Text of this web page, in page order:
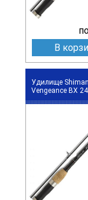
В
Удилище
Vengeance BX